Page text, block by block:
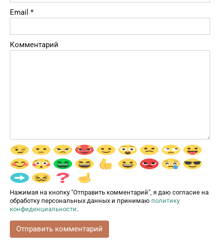
Email *
Комментарий
Нажимая на кнопку "Отправить комментарий", я даю согласие на
обработку персональных данных и принимаю политику
конфиденциальности.